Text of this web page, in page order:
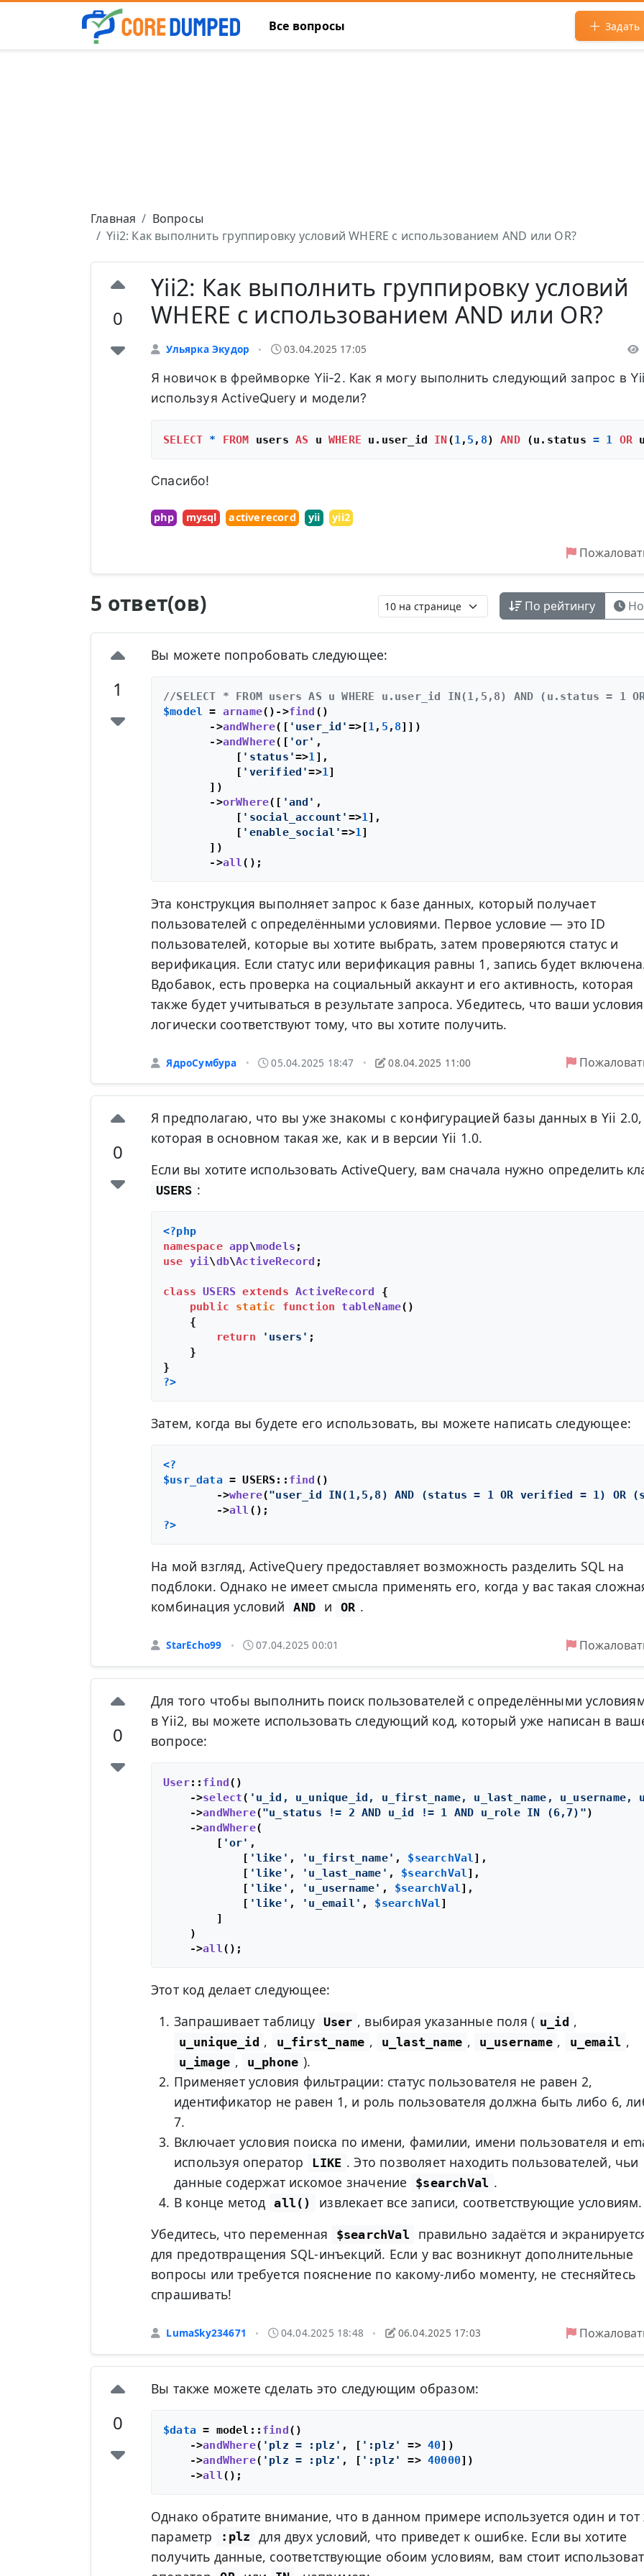
Все вопросы Задать
Главная
Вопросы
Yii2: Как выполнить группировку условий WHERE с использованием AND или OR?
0
Yii2: Как выполнить группировку условий
WHERE с использованием AND или OR?
Ульярка Экудор • 03.04.2025 17:05
Я новичок в фреймворке Yii-2. Как я могу выполнить следующий запрос в
используя ActiveQuery и модели?
SELECT * FROM users AS u WHERE u.user_id IN(1 , 5 , 8) AND (u.status = 1 OR
Спасибо!
php mysql activerecord yii yii2
5 ответ(ов) По рейтингу
1
Вы можете попробовать следующее:
//SELECT * FROM users AS u WHERE u.user_id IN(1,5,8) AND (u.status
$model
= arname()->find ()
       ->
andWhere([ 'user_id' =>[1 , 5 , 8]])
       ->
andWhere([ 'or' ,
           [
'status'=>1 ],
           [
'verified'=>1 ]
       ])
       ->
orWhere([ 'and' ,
           [
'social_account' =>1 ],
           [
'enable_social'=>1 ]
       ])
       ->
all
Эта конструкция выполняет запрос к базе данных, который получает
пользователей с определёнными условиями. Первое условие — это ID
пользователей, которые вы хотите выбрать, затем проверяются статус и
верификация. Если статус или верификация равны 1, запись будет
Вдобавок, есть проверка на социальный аккаунт и его активность, которая
также будет учитываться в результате запроса. Убедитесь, что ваши условия
логически соответствуют тому, что вы хотите получить.
ЯдроСумбура • 05.04.2025 18:47 • 08.04.2025 11:00
0
Я предполагаю, что вы уже знакомы с конфигурацией базы данных в Yii 2.0,
которая в основном такая же, как и в версии Yii 1.0.
Если вы хотите использовать ActiveQuery, вам сначала нужно определить
USERS :
<?php
namespace app\models
use yii \db\ActiveRecord ;
class USERS extends ActiveRecord
{
public
static function tableName( )
{
return
'users' ;
    }
?>
Затем, когда вы будете его использовать, вы можете написать следующее:
<?
$usr_data = USERS:: find ()
        ->
where("user_id IN(1,5,8) AND (status = 1 OR verified = 1) OR
        ->
all
?>
На мой взгляд, ActiveQuery предоставляет возможность разделить SQL на
подблоки. Однако не имеет смысла применять его, когда у вас такая
комбинация условий
AND и OR .
StarEcho99 • 07.04.2025 00:01
0
Для того чтобы выполнить поиск пользователей с определёнными
в Yii2, вы можете использовать следующий код, который уже написан в
вопросе:
User:: find()
    ->
select( 'u_id, u_unique_id, u_first_name, u_last_name, u_username,
    ->
andWhere("u_status != 2 AND u_id != 1 AND u_role IN (6,7)")
    ->
andWhere(
        [
'or' ,
            [
'like' , 'u_first_name' , $searchVal ],
            [
'like' , 'u_last_name' , $searchVal ],
            [
'like' , 'u_username' , $searchVal ],
            [
'like' , 'u_email' , $searchVal ]
        ]
    )
    ->
all
Этот код делает следующее:
Запрашивает таблицу User , выбирая указанные поля ( u_id ,
u_unique_id , u_first_name , u_last_name , u_username , u_email ,
u_image , u_phone ).
Применяет условия фильтрации: статус пользователя не равен 2,
идентификатор не равен 1, и роль пользователя должна быть либо 6,
7.
Включает условия поиска по имени, фамилии, имени пользователя и
используя оператор
LIKE . Это позволяет находить пользователей, чьи
данные содержат искомое значение
$searchVal .
В конце метод
all()
извлекает все записи, соответствующие условиям.
Убедитесь, что переменная
$searchVal
правильно задаётся и
для предотвращения SQL-инъекций. Если у вас возникнут дополнительные
вопросы или требуется пояснение по какому-либо моменту, не стесняйтесь
спрашивать!
LumaSky234671 • 04.04.2025 18:48 • 06.04.2025 17:03
0
Вы также можете сделать это следующим образом:
$data = model:: find()
    ->
andWhere( 'plz = :plz' , [ ':plz' => 40])
    ->
andWhere( 'plz = :plz' , [ ':plz' => 40000])
    ->
all
Однако обратите внимание, что в данном примере используется один и тот
параметр
:plz
для двух условий, что приведет к ошибке. Если вы хотите
получить данные, соответствующие обоим условиям, вам стоит